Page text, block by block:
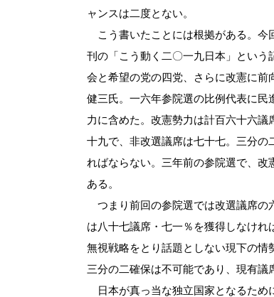
ャンスは二度とない。
こう書いたことには根拠がある。今
刊の「こう動く二〇一九日本」とい
会と希望の党の四党、さらに改憲に
健三氏。一六年参院選の比例代表に
力に含めた。改憲勢力は計百六十六
十九で、非改選議席は七十七。三分
ればならない。三年前の参院選で、改
ある。
つまり前回の参院選では改選議席の
は八十七議席・七一％を獲得しなけ
無視戦略をとり話題としない現下の
三分の二確保は不可能であり、現有議
日本が真っ当な独立国家となるため